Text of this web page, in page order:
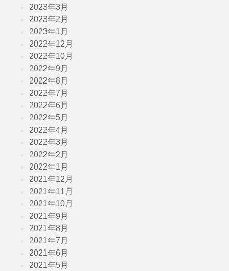
2023年3月
2023年2月
2023年1月
2022年12月
2022年10月
2022年9月
2022年8月
2022年7月
2022年6月
2022年5月
2022年4月
2022年3月
2022年2月
2022年1月
2021年12月
2021年11月
2021年10月
2021年9月
2021年8月
2021年7月
2021年6月
2021年5月